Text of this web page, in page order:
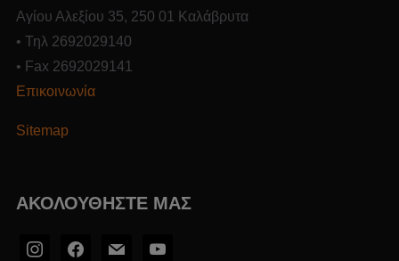
Αγίου Αλεξίου 35, 250 01 Καλάβρυτα
• Τηλ 2692029140
• Fax 2692029141
Επικοινωνία
Sitemap
ΑΚΟΛΟΥΘΉΣΤΕ ΜΑΣ